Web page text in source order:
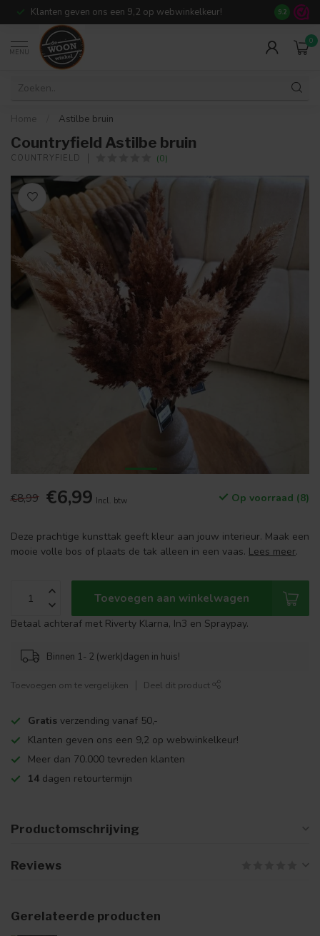
Klanten geven ons een 9,2 op webwinkelkeur! Meer dan
9.2
MENU
0
Home Astilbe bruin
Countryfield Astilbe bruin
COUNTRYFIELD (0)
€8,99 €6,99 Incl. btw Op voorraad (8)
Deze prachtige kunsttak geeft kleur aan jouw interieur. Maak een
mooie volle bos of plaats de tak alleen in een vaas. Lees meer.
Toevoegen aan winkelwagen
Betaal achteraf met Riverty Klarna, In3 en Spraypay.
Binnen 1- 2 (werk)dagen in huis!
Toevoegen om te vergelijken Deel dit product
Gratis verzending vanaf 50,-
Klanten geven ons een 9,2 op webwinkelkeur!
Meer dan 70.000 tevreden klanten
14 dagen retourtermijn
Productomschrijving
Reviews
Gerelateerde producten